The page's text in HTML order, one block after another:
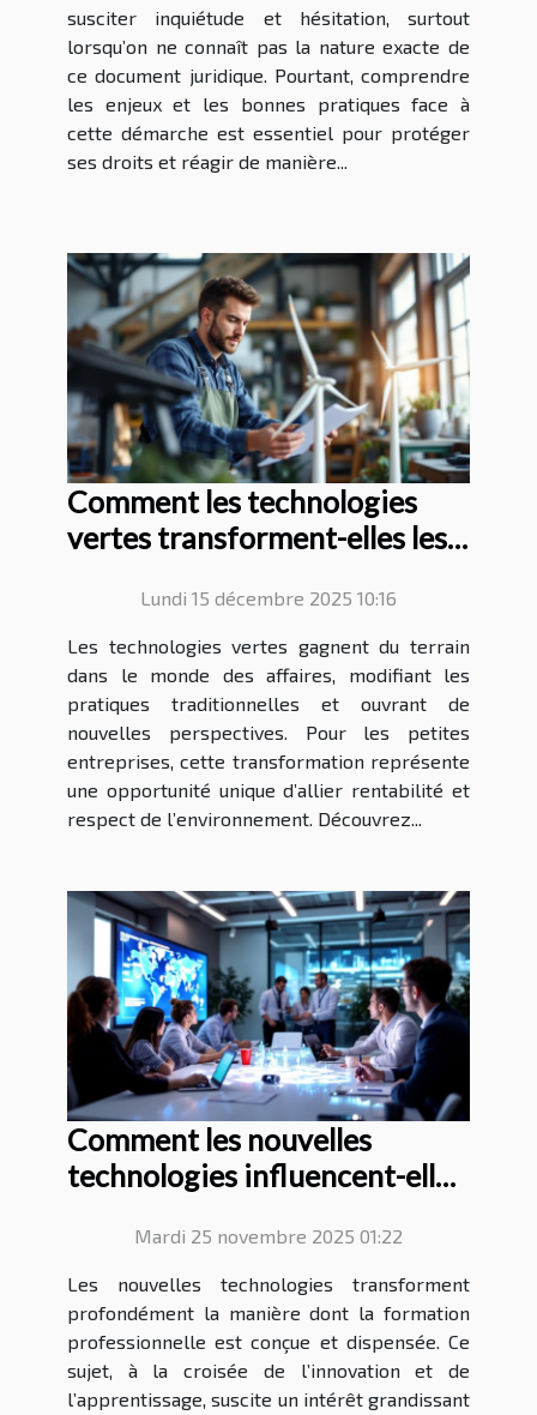
susciter inquiétude et hésitation, surtout
lorsqu’on ne connaît pas la nature exacte de
ce document juridique. Pourtant, comprendre
les enjeux et les bonnes pratiques face à
cette démarche est essentiel pour protéger
ses droits et réagir de manière...
Comment les technologies
vertes transforment-elles les
Lundi 15 décembre 2025 10:16
Les technologies vertes gagnent du terrain
dans le monde des affaires, modifiant les
pratiques traditionnelles et ouvrant de
nouvelles perspectives. Pour les petites
entreprises, cette transformation représente
une opportunité unique d’allier rentabilité et
respect de l’environnement. Découvrez...
Comment les nouvelles
technologies influencent-elles
professionnelle ?
Mardi 25 novembre 2025 01:22
Les nouvelles technologies transforment
profondément la manière dont la formation
professionnelle est conçue et dispensée. Ce
sujet, à la croisée de l’innovation et de
l’apprentissage, suscite un intérêt grandissant